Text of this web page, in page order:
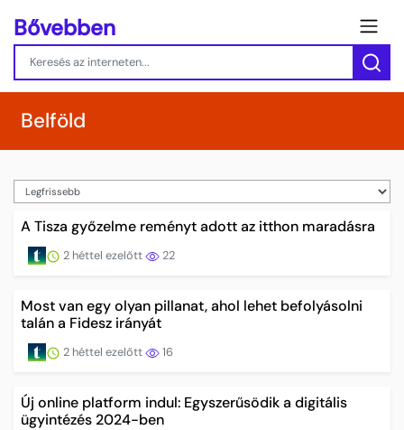
Bővebben
Belföld
A Tisza győzelme reményt adott az itthon maradásra
2 héttel ezelőtt 22
Most van egy olyan pillanat, ahol lehet befolyásolni
talán a Fidesz irányát
2 héttel ezelőtt 16
Új online platform indul: Egyszerűsödik a digitális
ügyintézés 2024-ben